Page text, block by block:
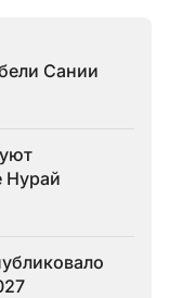
Сании
Нурай